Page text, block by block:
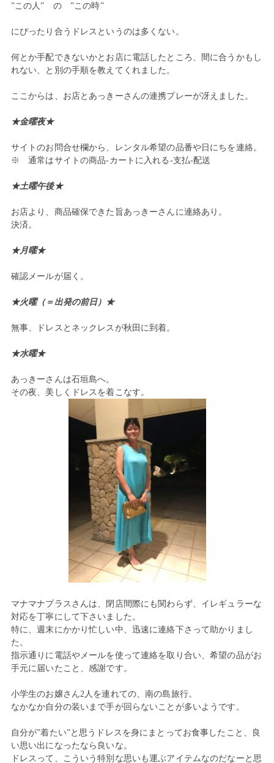
”この人” の ”この時”
にぴったり合うドレスというのは多くない。
何とか手配できないかとお店に電話したところ、間に合うかもし
れない、と別の手順を教えてくれました。
ここからは、お店とあっきーさんの連携プレーが冴えました。
★金曜夜★
サイトのお問合せ欄から、レンタル希望の品番や日にちを連絡。
※ 通常はサイトの商品-カートに入れる-支払-配送
★土曜午後★
お店より、商品確保できた旨あっきーさんに連絡あり。
決済。
★月曜★
確認メールが届く。
★火曜（＝出発の前日）★
無事、ドレスとネックレスが秋田に到着。
★水曜★
あっきーさんは石垣島へ。
その夜、美しくドレスを着こなす。
マナマナプラスさんは、閉店間際にも関わらず、イレギュラーな
対応を丁寧にして下さいました。
特に、週末にかかり忙しい中、迅速に連絡下さって助かりまし
た。
指示通りに電話やメールを使って連絡を取り合い、希望の品がお
手元に届いたこと、感謝です。
小学生のお嬢さん2人を連れての、南の島旅行。
なかなか自分の装いまで手が回らないことが多いようです。
自分が”着たい”と思うドレスを身にまとってお食事したこと、良
い思い出になったなら良いな。
ドレスって、こういう特別な思いも運ぶアイテムなのだなーと思